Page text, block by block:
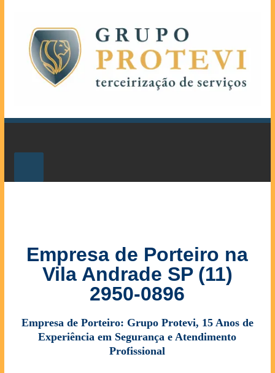
Empresa de Porteiro na
Vila Andrade SP (11)
2950-0896
Empresa de Porteiro: Grupo Protevi, 15 Anos de
Experiência em Segurança e Atendimento
Profissional